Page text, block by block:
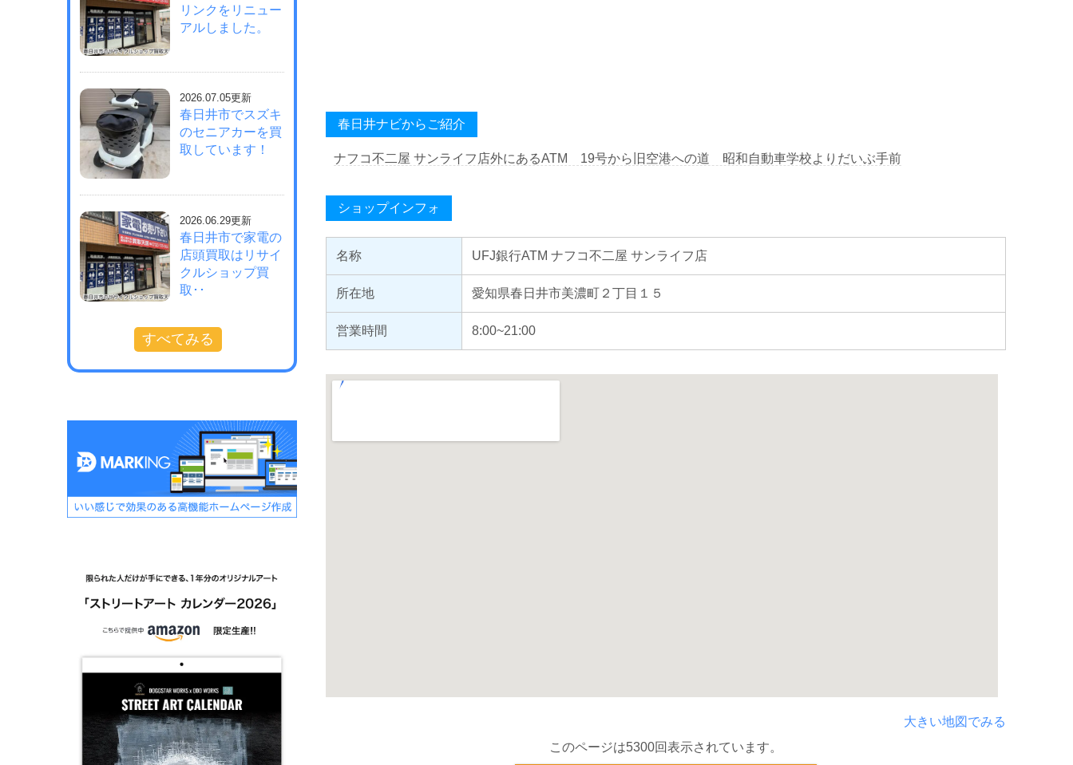
春日井ナビからご紹介
ナフコ不二屋 サンライフ店外にあるATM 19号から旧空港への道 昭和自動車学校よりだいぶ手前
ショップインフォ
名称 UFJ銀行ATM ナフコ不二屋 サンライフ店
所在地 愛知県春日井市美濃町２丁目１５
営業時間 8:00~21:00
大きい地図でみる
このページは5300回表示されています。
リンクをリニュー
アルしました。
2026.07.05更新
春日井市でスズキ
のセニアカーを買
取しています！
2026.06.29更新
春日井市で家電の
店頭買取はリサイ
クルショップ買
取･･
すべてみる